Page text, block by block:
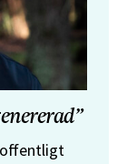
offentligt